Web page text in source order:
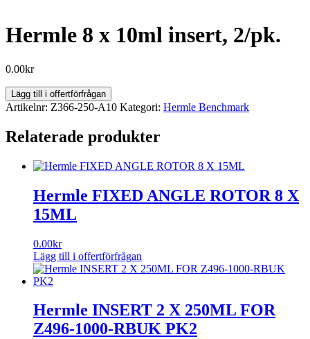
Hermle 8 x 10ml insert, 2/pk.
0.00kr
Hermle
8
10ml
insert,
mängd
Lägg till i offertförfrågan
Artikelnr: Z366-250-A10 Kategori: Hermle Benchmark
Relaterade produkter
Hermle FIXED ANGLE ROTOR 8 X
15ML
0.00kr
Lägg till i offertförfrågan
Hermle INSERT 2 X 250ML FOR
Z496-1000-RBUK PK2